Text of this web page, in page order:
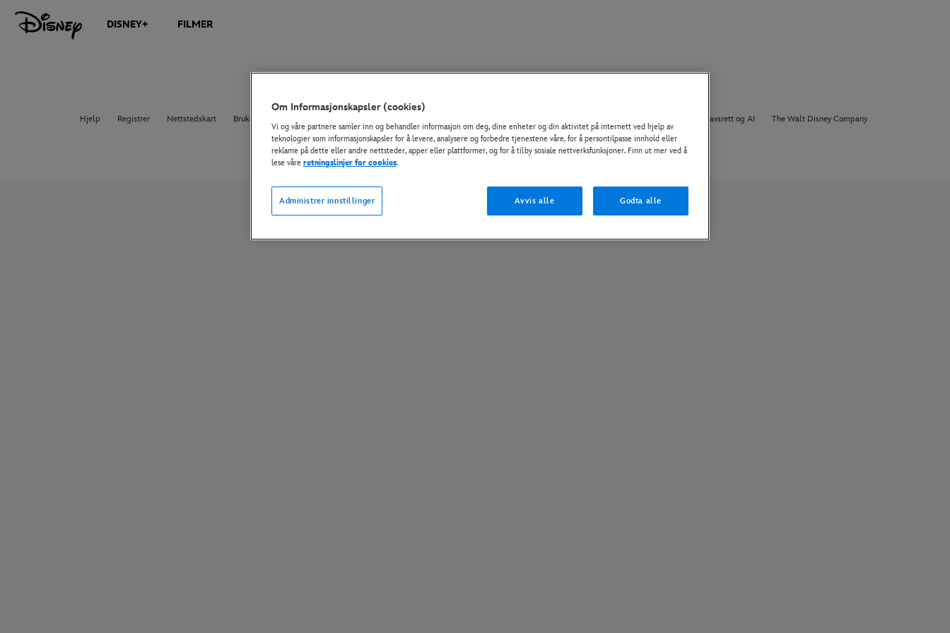
DISNEY+ FILMER
Hjelp Registrer Nettstedskart Brukervilkår Opphavsrett og AI The Walt Disney Company
© Disney og alle tilknyttede selskaper. Alle rettigheter forbeholdes.
Om Informasjonskapsler (cookies)
Vi og våre partnere samler inn og behandler informasjon om deg, dine enheter og din aktivitet på internett ved hjelp av
teknologier som informasjonskapsler for å levere, analysere og forbedre tjenestene våre, for å persontilpasse innhold eller
reklame på dette eller andre nettsteder, apper eller plattformer, og for å tilby sosiale nettverksfunksjoner. Finn ut mer ved å
lese våre retningslinjer for cookies.
Administrer innstillinger Avvis alle Godta alle